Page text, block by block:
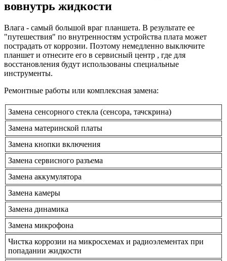
вовнутрь жидкости
Влага - самый большой враг планшета. В результате ее
"путешествия" по внутренностям устройства плата может
пострадать от коррозии. Поэтому немедленно выключите
планшет и отнесите его в сервисный центр , где для
восстановления будут использованы специальные
инструменты.
Ремонтные работы или комплексная замена:
Замена сенсорного стекла (сенсора, тачскрина)
Замена материнской платы
Замена кнопки включения
Замена сервисного разъема
Замена аккумулятора
Замена камеры
Замена динамика
Замена микрофона
Чистка коррозии на микросхемах и радиоэлементах при
попадании жидкости